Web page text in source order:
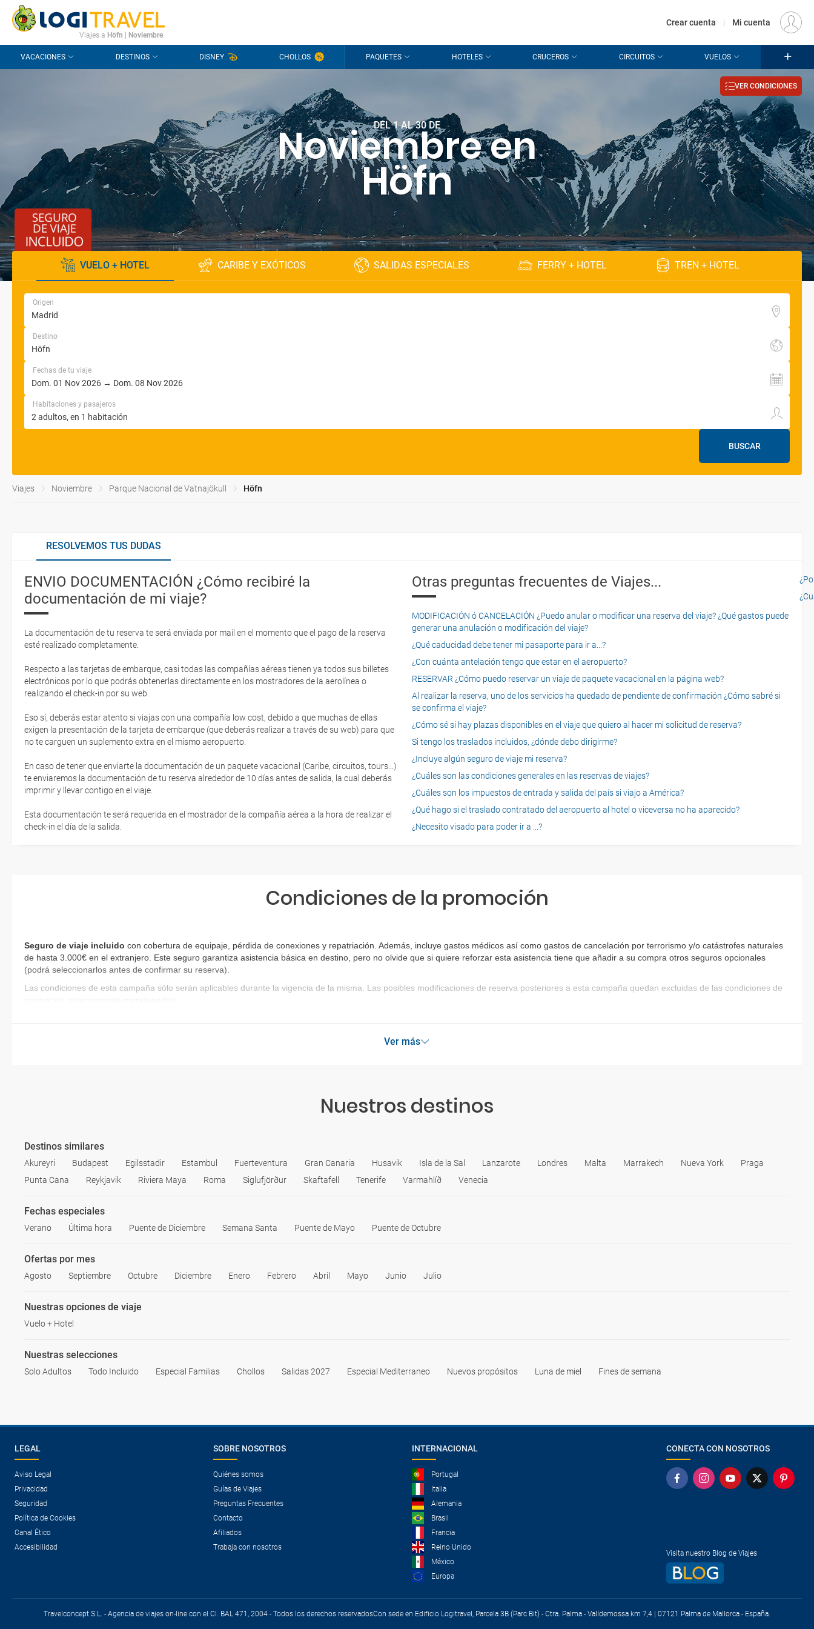
CONTACTO PREGUNTAS FRECUENTES EUR
Viajes a Höfn Noviembre.
Crear cuenta | Mi cuenta
VACACIONES DESTINOS DISNEY CHOLLOS PAQUETES HOTELES CRUCEROS CIRCUITOS VUELOS
DEL 1 AL 30 DE
Noviembre en
Höfn
VER CONDICIONES
VUELO + HOTEL CARIBE Y EXÓTICOS SALIDAS ESPECIALES FERRY + HOTEL TREN + HOTEL
Origen
Destino
Fechas de tu viaje
Habitaciones y pasajeros
BUSCAR
Viajes Noviembre Parque Nacional de Vatnajökull Höfn
RESOLVEMOS TUS DUDAS
ENVIO DOCUMENTACIÓN ¿Cómo recibiré la
documentación de mi viaje?
La documentación de tu reserva te será enviada por mail en el momento que el pago de la reserva
esté realizado completamente.
Respecto a las tarjetas de embarque, casi todas las compañías aéreas tienen ya todos sus billetes
electrónicos por lo que podrás obtenerlas directamente en los mostradores de la aerolínea o
realizando el check-in por su web.
Eso sí, deberás estar atento si viajas con una compañía low cost, debido a que muchas de ellas
exigen la presentación de la tarjeta de embarque (que deberás realizar a través de su web) para que
no te carguen un suplemento extra en el mismo aeropuerto.
En caso de tener que enviarte la documentación de un paquete vacacional (Caribe, circuitos, tours...)
te enviaremos la documentación de tu reserva alrededor de 10 días antes de salida, la cual deberás
imprimir y llevar contigo en el viaje.
Esta documentación te será requerida en el mostrador de la compañía aérea a la hora de realizar el
check-in el día de la salida.
Otras preguntas frecuentes de Viajes...
MODIFICACIÓN ó CANCELACIÓN ¿Puedo anular o modificar una reserva del viaje? ¿Qué gastos puede
generar una anulación o modificación del viaje?
¿Qué caducidad debe tener mi pasaporte para ir a...?
¿Con cuánta antelación tengo que estar en el aeropuerto?
RESERVAR ¿Cómo puedo reservar un viaje de paquete vacacional en la página web?
Al realizar la reserva, uno de los servicios ha quedado de pendiente de confirmación ¿Cómo sabré si
se confirma el viaje?
¿Cómo sé si hay plazas disponibles en el viaje que quiero al hacer mi solicitud de reserva?
Si tengo los traslados incluidos, ¿dónde debo dirigirme?
¿Incluye algún seguro de viaje mi reserva?
¿Cuáles son las condiciones generales en las reservas de viajes?
¿Cuáles son los impuestos de entrada y salida del país si viajo a América?
¿Qué hago si el traslado contratado del aeropuerto al hotel o viceversa no ha aparecido?
¿Necesito visado para poder ir a ...?
Condiciones de la promoción
Seguro de viaje incluido con cobertura de equipaje, pérdida de conexiones y repatriación. Además, incluye gastos médicos así como gastos de cancelación por terrorismo y/o catástrofes naturales
de hasta 3.000€ en el extranjero. Este seguro garantiza asistencia básica en destino, pero no olvide que si quiere reforzar esta asistencia tiene que añadir a su compra otros seguros opcionales
(podrá seleccionarlos antes de confirmar su reserva).
Las condiciones de esta campaña sólo serán aplicables durante la vigencia de la misma. Las posibles modificaciones de reserva posteriores a esta campaña quedan excluidas de las condiciones de
promoción anteriormente mencionadas.
Ver más
Nuestros destinos
Destinos similares
Akureyri Budapest Egilsstadir Estambul Fuerteventura Gran Canaria Husavik Isla de la Sal Lanzarote Londres Malta Marrakech Nueva York
Praga
Punta Cana
Reykjavik Riviera Maya Roma Siglufjörður Skaftafell Tenerife Varmahlíð Venecia
Fechas especiales
Verano Última hora Puente de Diciembre Semana Santa Puente de Mayo Puente de Octubre
Ofertas por mes
Agosto Septiembre Octubre Diciembre Enero Febrero Abril Mayo Junio Julio
Nuestras opciones de viaje
Vuelo + Hotel
Nuestras selecciones
Solo Adultos Todo Incluido Especial Familias Chollos Salidas 2027 Especial Mediterraneo Nuevos propósitos Luna de miel Fines de semana
LEGAL
Aviso Legal
Privacidad
Seguridad
Política de Cookies
Canal Ético
Accesibilidad
SOBRE NOSOTROS
Quiénes somos
Guías de Viajes
Preguntas Frecuentes
Contacto
Afiliados
Trabaja con nosotros
INTERNACIONAL
Portugal
Italia
Alemania
Brasil
Francia
Reino Unido
México
Europa
CONECTA CON NOSOTROS
Visita nuestro Blog de Viajes
Travelconcept S.L. - Agencia de viajes on-line con el CI. BAL 471, 2004 - Todos los derechos reservadosCon sede en Edificio Logitravel, Parcela 3B (Parc Bit) - Ctra. Palma - Valldemossa km 7,4 | 07121 Palma de Mallorca - España.